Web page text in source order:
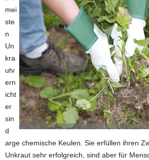
mei
ste
n
Un
kra
utv
ern
icht
er
sin
d
arge chemische Keulen. Sie erfüllen ihren
Unkraut sehr erfolgreich, sind aber für